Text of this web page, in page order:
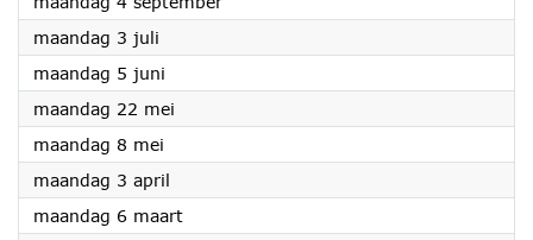
maandag 3 juli
maandag 5 juni
maandag 22 mei
maandag 8 mei
maandag 3 april
maandag 6 maart2023